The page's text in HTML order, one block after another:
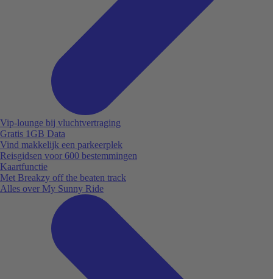
Vip-lounge bij vluchtvertraging
Gratis 1GB Data
Vind makkelijk een parkeerplek
Reisgidsen voor 600 bestemmingen
Kaartfunctie
Met Breakzy off the beaten track
Alles over My Sunny Ride